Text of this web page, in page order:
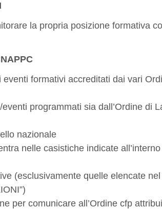
la propria posizione formativa
formativi accreditati dai vari
programmati sia dall’Ordine di
nazionale
nelle casistiche indicate
(esclusivamente quelle elencate
per comunicare all’Ordine cfp